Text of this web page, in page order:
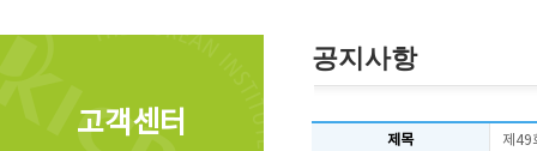
고객센터
공지사항
제목 제49